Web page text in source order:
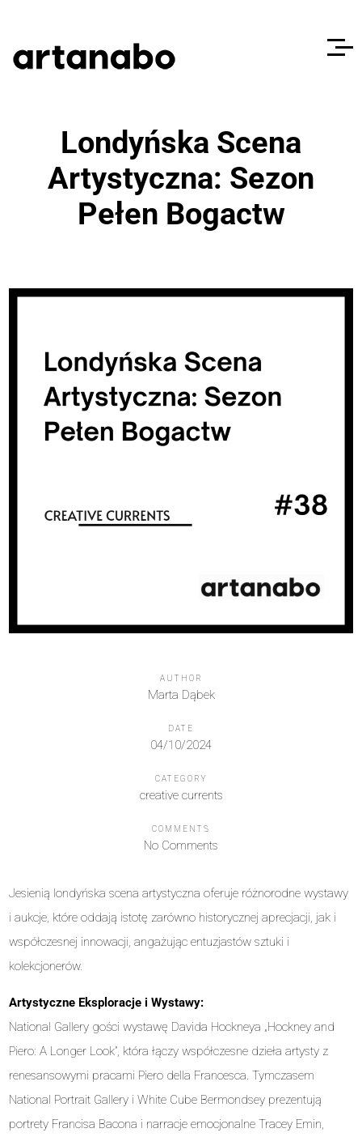
Londyńska Scena
Artystyczna: Sezon
Pełen Bogactw
AUTHOR
Marta Dąbek
DATE
04/10/2024
CATEGORY
creative currents
COMMENTS
No Comments
Jesienią londyńska scena artystyczna oferuje różnorodne wystawy
i aukcje, które oddają istotę zarówno historycznej aprecjacji, jak i
współczesnej innowacji, angażując entuzjastów sztuki i
kolekcjonerów.
Artystyczne Eksploracje i Wystawy:
National Gallery gości wystawę Davida Hockneya „Hockney and
Piero: A Longer Look”, która łączy współczesne dzieła artysty z
renesansowymi pracami Piero della Francesca. Tymczasem
National Portrait Gallery i White Cube Bermondsey prezentują
portrety Francisa Bacona i narracje emocjonalne Tracey Emin,